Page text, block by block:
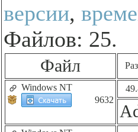
версии,
Файлов: 25.
Файл
Windows NT
9632